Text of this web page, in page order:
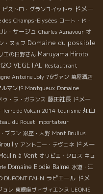
ビストロ・グランユイットゥ ドメー
des Champs-Elysées コート・ド・
・サージュ Charles Aznavour オ
・ヌッフ Domaine du possible
エの日野さん Maruyama Hiroto
VEGETAL Restautrant
Antoine Joly 76ヴァン 萬屋酒店
ルマンド Montgueux Domaine
ゥ・ラ・ガランス 藤田社長 ドメー
Terre de Volcan 2014 tourisme 丸山
du Rouet Importateur
ブラン 銀座・大野 Mont Brulius
アントニー・テヴェネ ドメー
à Vent オリビエ・クロス キュ
Domaine Elodie Balme 水道・江
DUPONT FAHN ラピエール ドメ
ョレ 東銀座ヴィヴィエンヌ LEONIS